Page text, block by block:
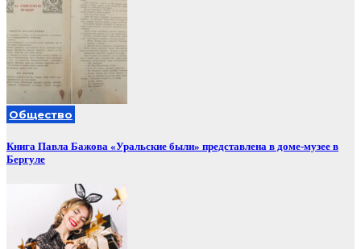
Общество
Книга Павла Бажова «Уральские были» представлена в доме-музее в
Бергуле